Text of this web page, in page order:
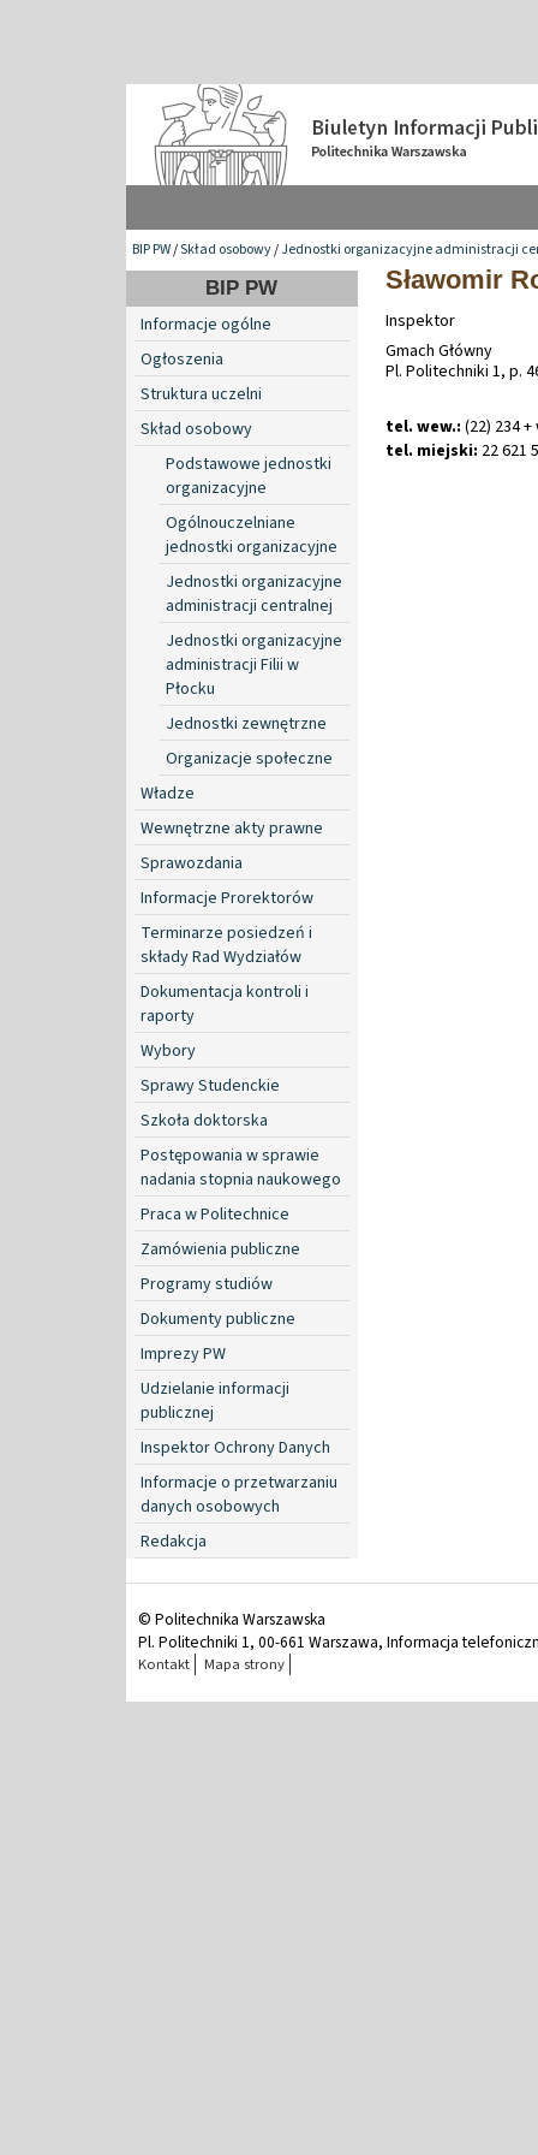
BIP PW/Skład osobowy/Jednostki organizacyjne administracji
BIP PW
Informacje ogólne
Ogłoszenia
Struktura uczelni
Skład osobowy
Podstawowe jednostki
organizacyjne
Ogólnouczelniane
jednostki organizacyjne
Jednostki organizacyjne
administracji centralnej
Jednostki organizacyjne
administracji Filii w
Płocku
Jednostki zewnętrzne
Organizacje społeczne
Władze
Wewnętrzne akty prawne
Sprawozdania
Informacje Prorektorów
Terminarze posiedzeń i
składy Rad Wydziałów
Dokumentacja kontroli i
raporty
Wybory
Sprawy Studenckie
Szkoła doktorska
Postępowania w sprawie
nadania stopnia naukowego
Praca w Politechnice
Zamówienia publiczne
Programy studiów
Dokumenty publiczne
Imprezy PW
Udzielanie informacji
publicznej
Inspektor Ochrony Danych
Informacje o przetwarzaniu
danych osobowych
Redakcja
Sławomir
Inspektor
Gmach Główny
Pl. Politechniki 1, p.
tel. wew.: (22) 234
tel. miejski: 22 621
© Politechnika Warszawska
Pl. Politechniki 1, 00-661 Warszawa, Informacja
Kontakt Mapa strony